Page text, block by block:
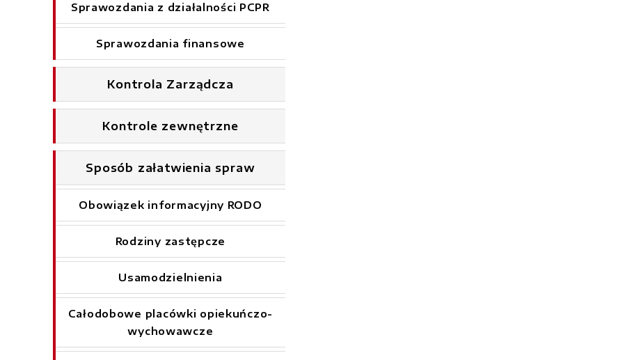
Sprawozdania z działalności PCPR
Sprawozdania finansowe
Kontrola Zarządcza
Kontrole zewnętrzne
Sposób załatwienia spraw
Obowiązek informacyjny RODO
Rodziny zastępcze
Usamodzielnienia
Całodobowe placówki opiekuńczo-
wychowawcze